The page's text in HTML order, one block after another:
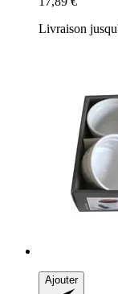
Livraison
Ajouter